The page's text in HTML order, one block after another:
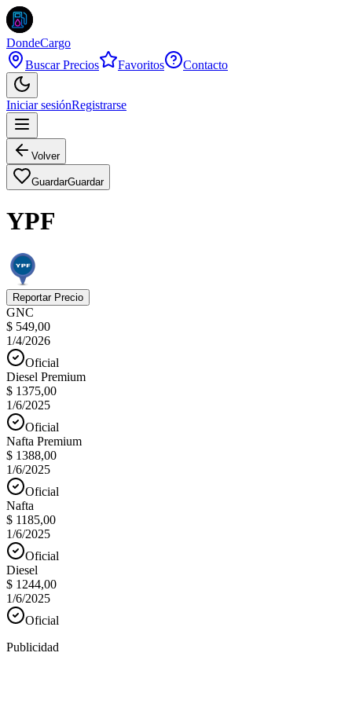
DondeCargo
Buscar Precios
Favoritos Contacto
Iniciar sesiónRegistrarse
Volver
GuardarGuardar
YPF
Reportar Precio
GNC
$ 549,00
1/4/2026
Oficial
Diesel Premium
$ 1375,00
1/6/2025
Oficial
Nafta Premium
$ 1388,00
1/6/2025
Oficial
Nafta
$ 1185,00
1/6/2025
Oficial
Diesel
$ 1244,00
1/6/2025
Oficial
Publicidad